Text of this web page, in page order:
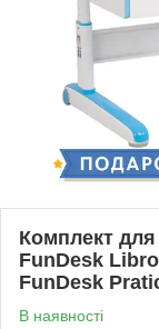
Комплект
FunDesk
FunDesk
В наявності